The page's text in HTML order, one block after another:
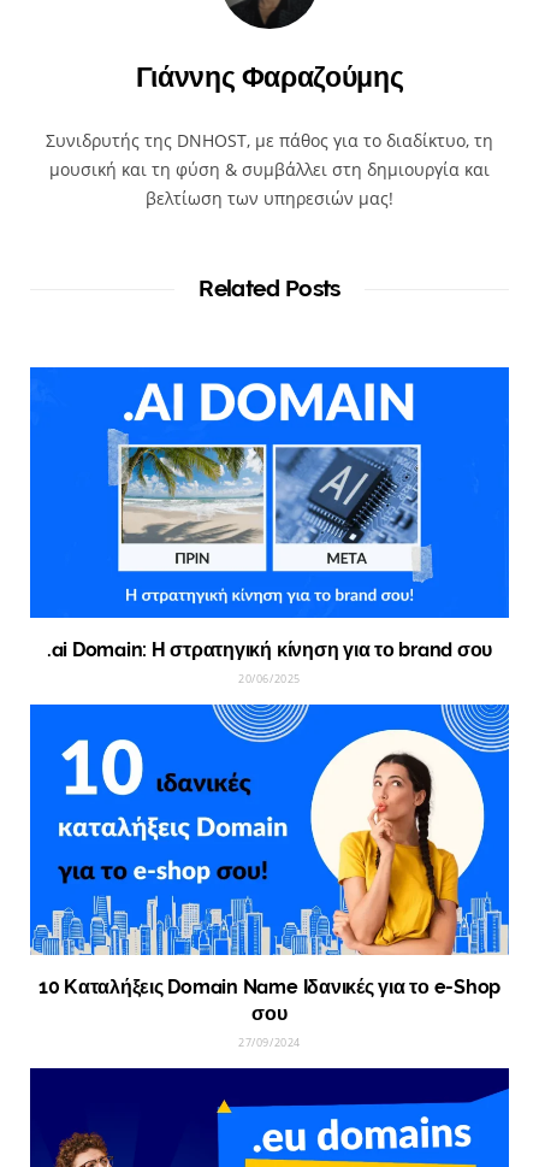
Γιάννης Φαραζούμης
Συνιδρυτής της DNHOST, με πάθος για το διαδίκτυο, τη
μουσική και τη φύση & συμβάλλει στη δημιουργία και
βελτίωση των υπηρεσιών μας!
Related Posts
.ai Domain: Η στρατηγική κίνηση για το brand σου
20/06/2025
10 Καταλήξεις Domain Name Ιδανικές για το e-Shop
σου
27/09/2024